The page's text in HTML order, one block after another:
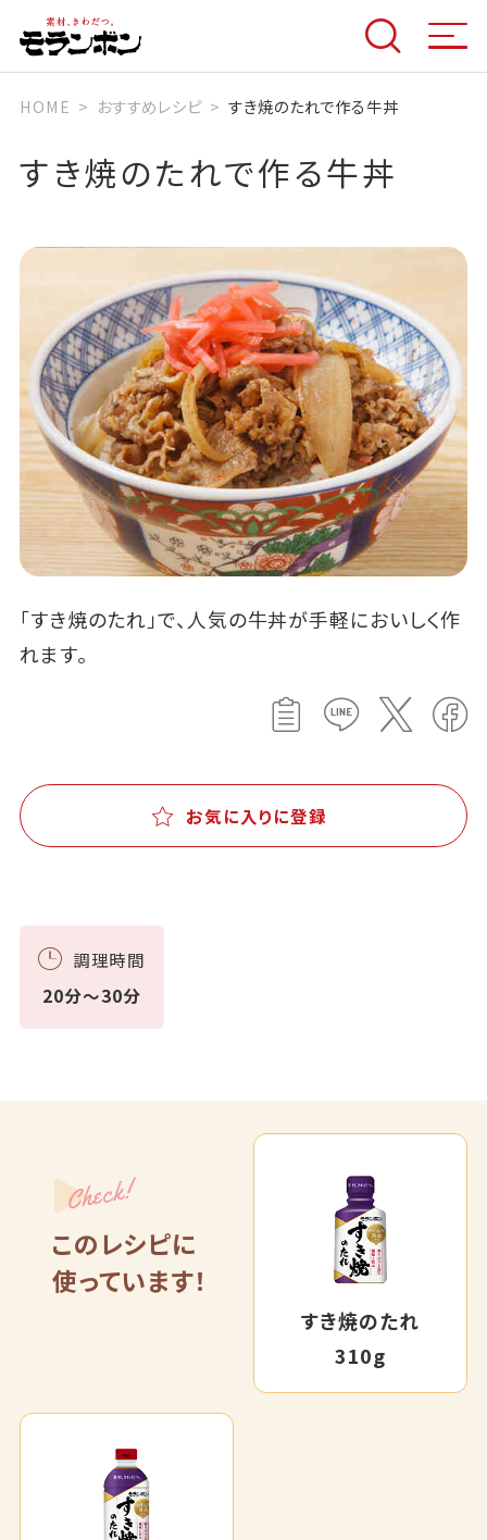
HOME おすすめレシピ すき焼のたれで作る牛丼
すき焼のたれで作る牛丼
「すき焼のたれ」で、人気の牛丼が手軽においしく作
れます。
お気に入りに登録
調理時間
20分～30分
Check!
このレシピに
使っています！
すき焼のたれ
310g